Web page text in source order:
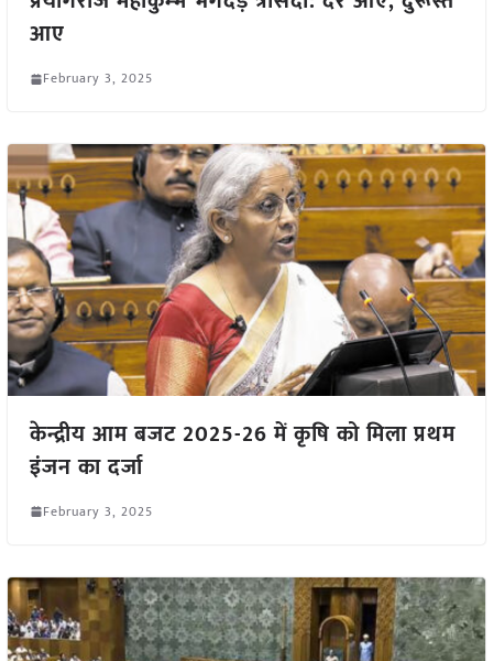
आए
February 3, 2025
केन्द्रीय आम बजट 2025-26 में कृषि को मिला प्रथम
इंजन का दर्जा
February 3, 2025